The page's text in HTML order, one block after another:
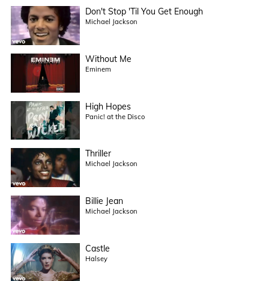
Don't Stop 'Til You Get Enough
Michael Jackson
Without Me
Eminem
High Hopes
Panic! at the Disco
Thriller
Michael Jackson
Billie Jean
Michael Jackson
Castle
Halsey